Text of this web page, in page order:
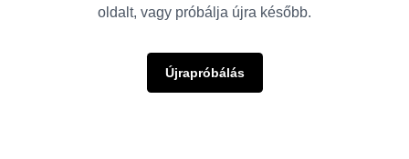
oldalt, vagy próbálja újra később.
Újrapróbálás